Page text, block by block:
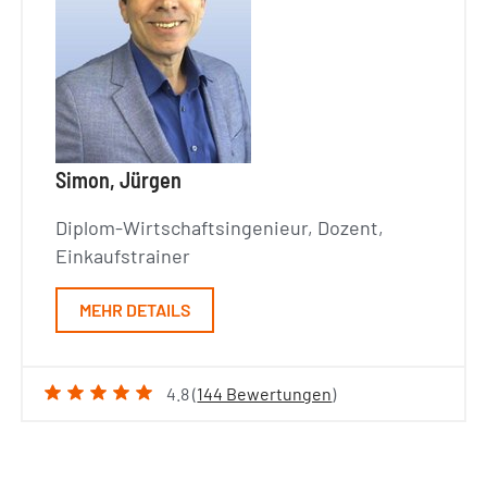
Simon, Jürgen
Diplom-Wirtschaftsingenieur, Dozent,
Einkaufstrainer
MEHR DETAILS
4.8 (144 Bewertungen)